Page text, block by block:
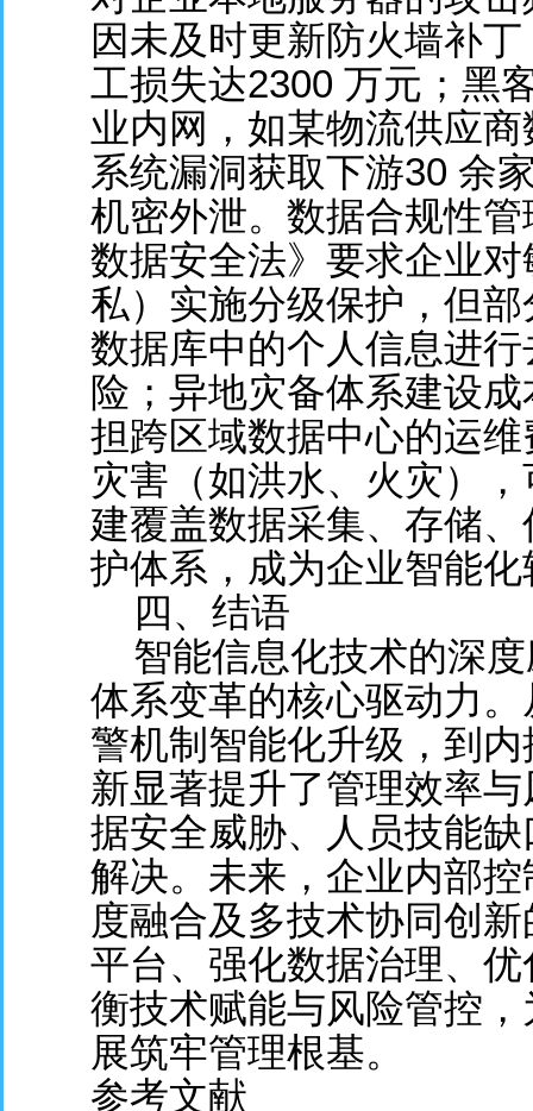
因未及时更新防火墙补
工损失达2300 万元；黑
业内网，如某物流供应
系统漏洞获取下游30 余
机密外泄。数据合规性
数据安全法》要求企业
私）实施分级保护，但
数据库中的个人信息进
险；异地灾备体系建设
担跨区域数据中心的运
灾害（如洪水、火灾）
建覆盖数据采集、存储
护体系，成为企业智能
四、结语
智能信息化技术的深度
体系变革的核心驱动力
警机制智能化升级，到
新显著提升了管理效率
据安全威胁、人员技能
解决。未来，企业内部
度融合及多技术协同创
平台、强化数据治理、
衡技术赋能与风险管控
展筑牢管理根基。
参考文献